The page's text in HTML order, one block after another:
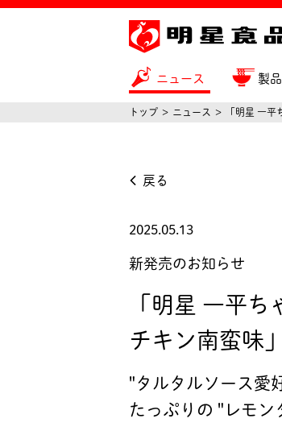
ニュース 製品
トップ ニュース 「明星 一
戻る
2025.05.13
新発売のお知らせ
「明星 一平
チキン南蛮味
"タルタルソース愛
たっぷりの "レモン